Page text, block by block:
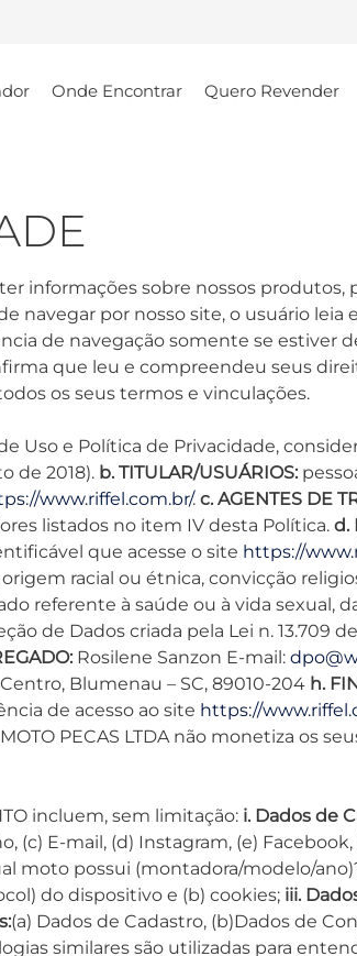
Onde Encontrar Quero Revender
informações sobre nossos
navegar por nosso site, o usuário leia
de navegação somente se estiver
que leu e compreendeu seus
os seus termos e vinculações.
Uso e Política de Privacidade,
de 2018). b. TITULAR/USUÁRIOS:
www.riffel.com.br/. c. AGENTES DE
listados no item IV desta Política. d.
que acesse o site https://
racial ou étnica, convicção
referente à saúde ou à vida sexual,
de Dados criada pela Lei n. 13.709
Rosilene Sanzon E-mail:
Blumenau – SC, 89010-204 h.
de acesso ao site https://
PECAS LTDA não monetiza os
incluem, sem limitação: i. Dados de
(c) E-mail, (d) Instagram, (e)
moto possui (montadora/modelo/
do dispositivo e (b) cookies; iii.
(a) Dados de Cadastro, (b)Dados de
similares são utilizadas para